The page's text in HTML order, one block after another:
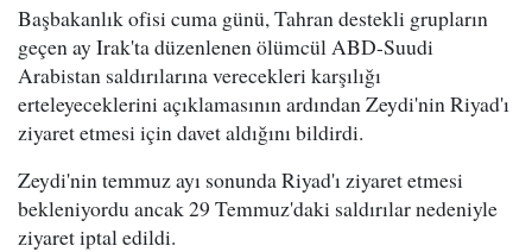
Başbakanlık ofisi cuma günü, Tahran destekli grupların
geçen ay Irak'ta düzenlenen ölümcül ABD-Suudi
Arabistan saldırılarına verecekleri karşılığı
erteleyeceklerini açıklamasının ardından Zeydi'nin Riyad'ı
ziyaret etmesi için davet aldığını bildirdi.
Zeydi'nin temmuz ayı sonunda Riyad'ı ziyaret etmesi
bekleniyordu ancak 29 Temmuz'daki saldırılar nedeniyle
ziyaret iptal edildi.